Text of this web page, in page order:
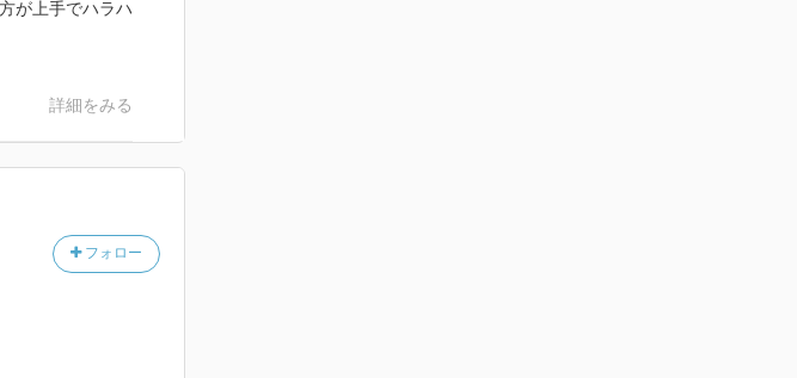
が上手でハラハ
詳細をみる
フォロー